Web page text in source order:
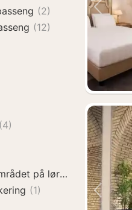
(2)
(12)
(4)
på lørdager og
(1)